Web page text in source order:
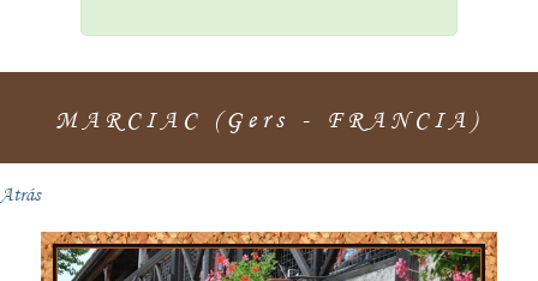
MARCIAC (Gers - FRANCIA)
Atrás